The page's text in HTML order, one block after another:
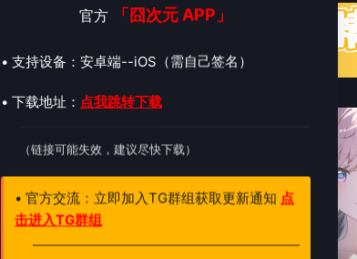
官方
「囧次元 APP」
• 支持设备：安卓端--iOS（需自己签名）
• 下载地址： 点我跳转下载
（链接可能失效，建议尽快下载）
• 官方交流：立即加入TG群组获取更新通知 点
击进入TG群组